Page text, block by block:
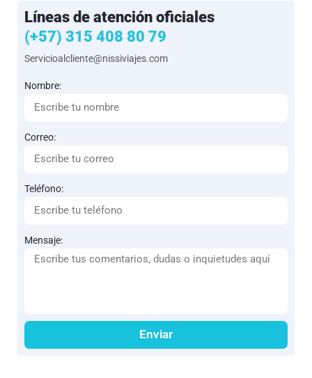
Líneas de atención oficiales
(+57) 315 408 80 79
Servicioalcliente@nissiviajes.com
Nombre:
Correo:
Teléfono:
Mensaje:
Enviar